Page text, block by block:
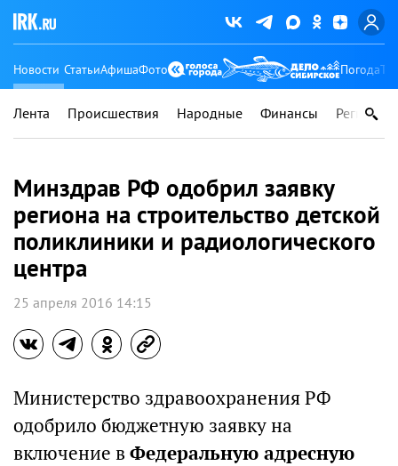
Новости СтатьиАфишаФото Погода
Лента Происшествия Народные Финансы Регионы
Минздрав РФ одобрил заявку
региона на строительство детской
поликлиники и радиологического
центра
25 апреля 2016 14:15
Министерство здравоохранения РФ
одобрило бюджетную заявку на
включение в Федеральную адресную